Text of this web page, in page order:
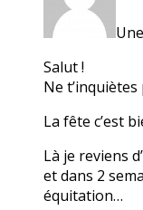
Salut !
Ne t’inquiètes
La fête c’est
Là je reviens
et dans 2
équitation…